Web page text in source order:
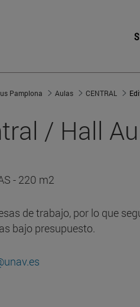
Pamplona Aulas CENTRAL
/ Hall
- 220 m2
de trabajo, por lo que
bajo presupuesto.